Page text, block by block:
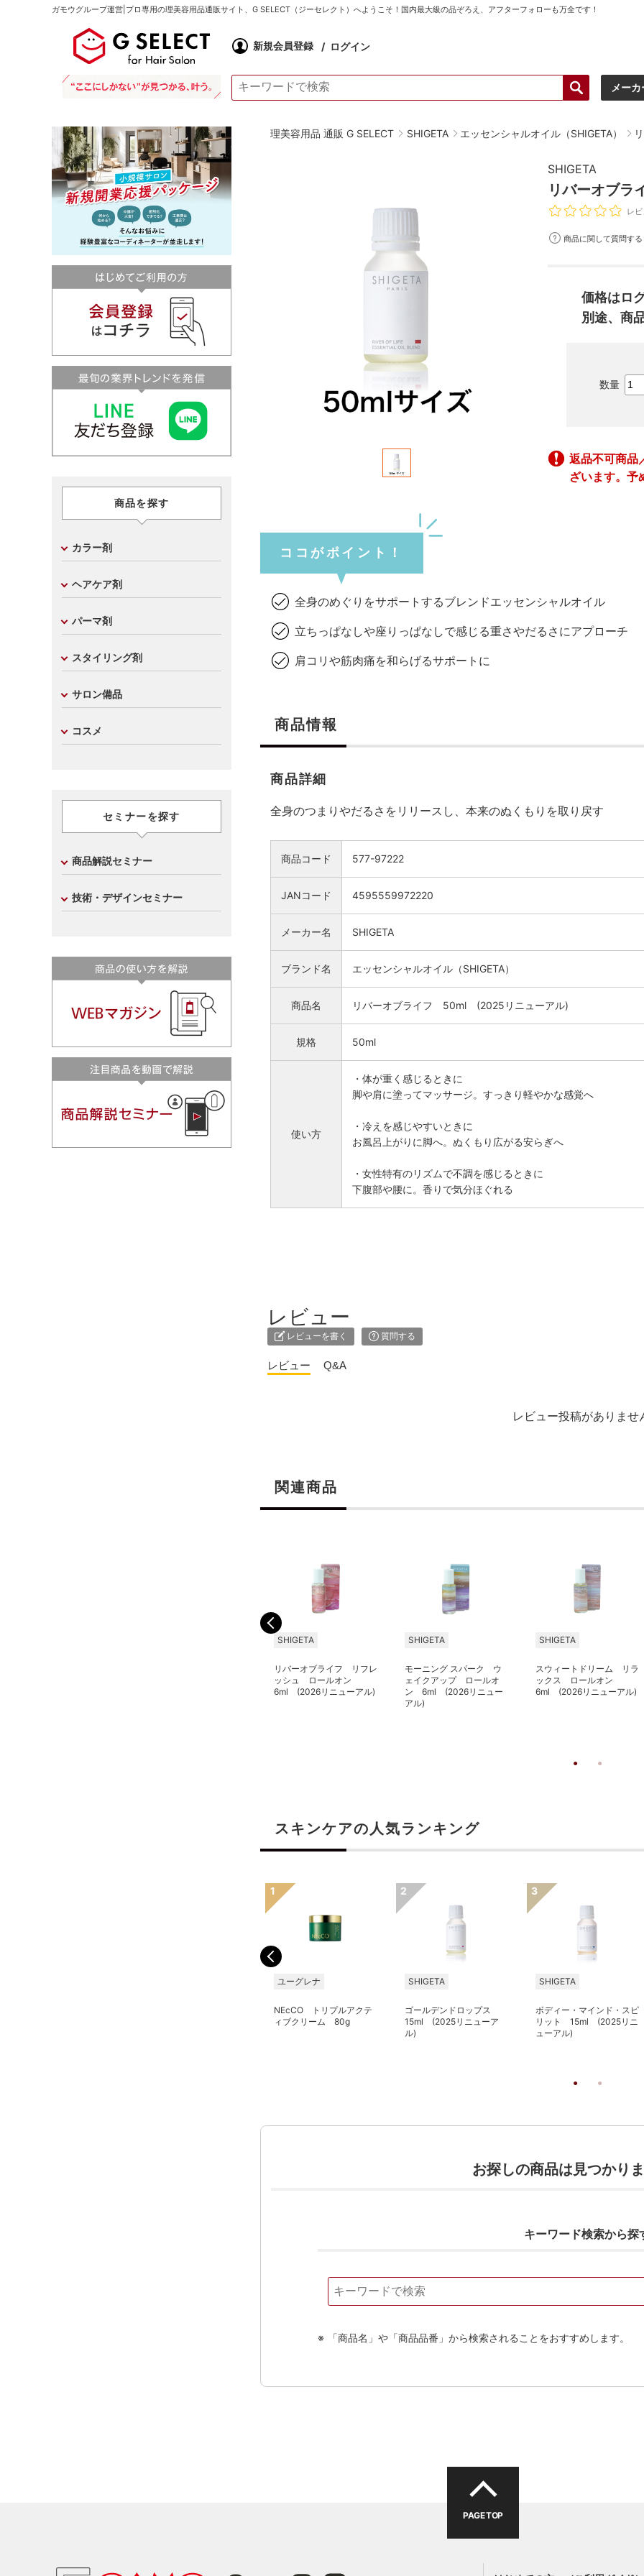
ガモウグループ運営|プロ専用の理美容用品通販サイト、G SELECT（ジーセレクト）へようこそ！国内最大級の品ぞろえ、アフターフォローも万全です！
メー
新規会員登録 ログイン
理美容用品 通販 G SELECT SHIGETA エッセンシャルオイル（SHIGETA）
SHIGETA
リバーオブ
レ
商品に関して質問する
価格はロ
別途、商
返品不可商品
ざいます。予
ココがポイント！
全身のめぐりをサポートするブレンドエッセンシャルオイル
立ちっぱなしや座りっぱなしで感じる重さやだるさにアプローチ
肩コリや筋肉痛を和らげるサポートに
商品情報
商品詳細
全身のつまりやだるさをリリースし、本来のぬくもりを取り戻す
商品コード 577-97222
JANコード 4595559972220
メーカー名 SHIGETA
ブランド名 エッセンシャルオイル（SHIGETA）
商品名 リバーオブライフ 50ml (2025リニューアル)
規格 50ml
使い方
・体が重く感じるときに
脚や肩に塗ってマッサージ。すっきり軽やかな感覚へ
・冷えを感じやすいときに
お風呂上がりに脚へ。ぬくもり広がる安らぎへ
・女性特有のリズムで不調を感じるときに
下腹部や腰に。香りで気分ほぐれる
レビュー
レビューを書く 質問する
レビュー Q&A
レビュー投稿がありませ
関連商品
SHIGETA
リバーオブライフ リフレ
ッシュ ロールオン
6ml (2026リニューアル)
SHIGETA
モーニング スパーク ウ
ェイクアップ ロールオ
ン 6ml (2026リニュー
アル)
SHIGETA
スウィートドリーム リラ
ックス ロールオン
6ml (2026リニューアル)
スキンケアの人気ランキング
ユーグレナ
NEcCO トリプルアクテ
ィブクリーム 80g
SHIGETA
ゴールデンドロップス
15ml (2025リニューア
ル)
SHIGETA
ボディー・マインド・スピ
リット 15ml (2025リニ
ューアル)
お探しの商品は見つかり
キーワード検索から探
「商品名」や「商品品番」から検索されることをおすすめします。
商品を探す
カラー剤
ヘアケア剤
パーマ剤
スタイリング剤
サロン備品
コスメ
セミナーを探す
商品解説セミナー
技術・デザインセミナー
PAGE TOP